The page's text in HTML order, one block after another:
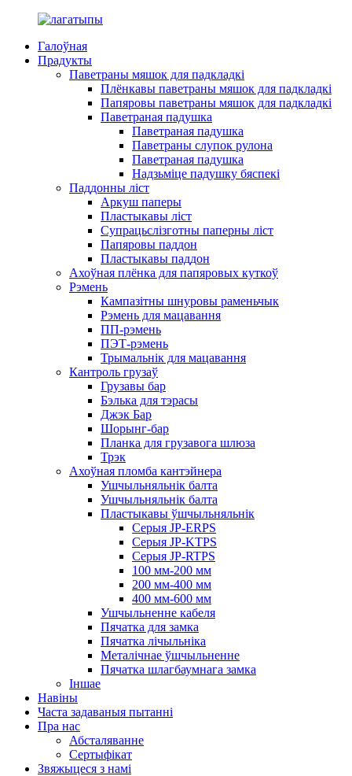
Галоўная
Прадукты
Паветраны мяшок для падкладкі
Плёнкавы паветраны мяшок для падкладкі
Папяровы паветраны мяшок для падкладкі
Паветраная падушка
Паветраная падушка
Паветраны слупок рулона
Паветраная падушка
Надзьміце падушку бяспекі
Паддонны ліст
Аркуш паперы
Пластыкавы ліст
Супрацьслізготны паперны ліст
Папяровы паддон
Пластыкавы паддон
Ахоўная плёнка для папяровых куткоў
Рэмень
Кампазітны шнуровы раменьчык
Рэмень для мацавання
ПП-рэмень
ПЭТ-рэмень
Трымальнік для мацавання
Кантроль грузаў
Грузавы бар
Бэлька для тэрасы
Джэк Бар
Шорынг-бар
Планка для грузавога шлюза
Трэк
Ахоўная пломба кантэйнера
Ушчыльняльнік балта
Ушчыльняльнік балта
Пластыкавы ўшчыльняльнік
Серыя JP-ERPS
Серыя JP-KTPS
Серыя JP-RTPS
100 мм-200 мм
200 мм-400 мм
400 мм-600 мм
Ушчыльненне кабеля
Пячатка для замка
Пячатка лічыльніка
Металічнае ўшчыльненне
Пячатка шлагбаумнага замка
Іншае
Навіны
Часта задаваныя пытанні
Пра нас
Абсталяванне
Сертыфікат
Звяжыцеся з намі